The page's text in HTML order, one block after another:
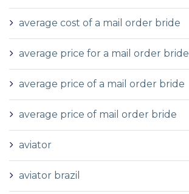
average cost of a mail order bride
average price for a mail order bride
average price of a mail order bride
average price of mail order bride
aviator
aviator brazil